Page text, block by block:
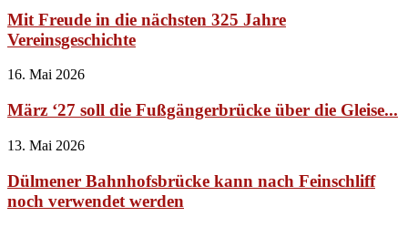
Mit Freude in die nächsten 325 Jahre
Vereinsgeschichte
16. Mai 2026
März ‘27 soll die Fußgängerbrücke über die Gleise...
13. Mai 2026
Dülmener Bahnhofsbrücke kann nach Feinschliff
noch verwendet werden